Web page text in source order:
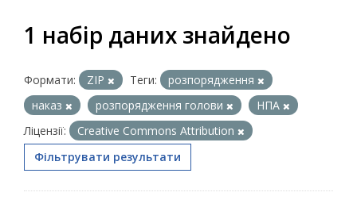
1 набір даних знайдено
Формати: ZIP Теги:
розпорядження
наказ
розпорядження голови
НПА
Ліцензії:
Creative Commons Attribution
Фільтрувати результати